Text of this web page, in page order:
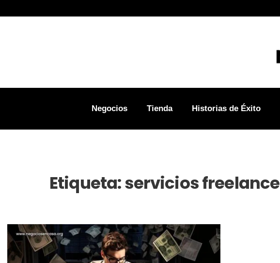
Negocios Tienda Historias de Éxito
Etiqueta:servicios freelance